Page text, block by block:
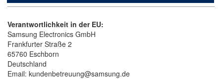
Verantwortlichkeit in der EU:
Samsung Electronics GmbH
Frankfurter Straße 2
65760 Eschborn
Deutschland
Email: kundenbetreuung@samsung.de